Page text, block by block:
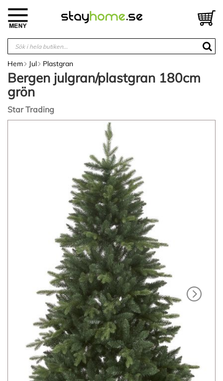
innehållet
Hem Jul Plastgran
Bergen julgran/plastgran 180cm
grön
Star Trading